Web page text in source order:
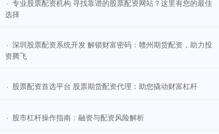
· ​专业股票配资机构 寻找靠谱的股票配资网站？这里有您的最佳
选择
· ​深圳股票配资系统开发 解锁财富密码：赣州期货配资，助力投
资腾飞
· ​股票配资首选平台 股票期货配资代理：助您撬动财富杠杆
· ​股市杠杆操作指南：融资与配资风险解析